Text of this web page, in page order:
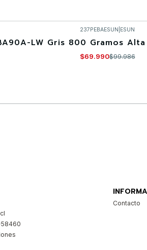
237PEBAESUN ESUN
LW Gris 800 Gramos
$69.990$99.986
Contacto